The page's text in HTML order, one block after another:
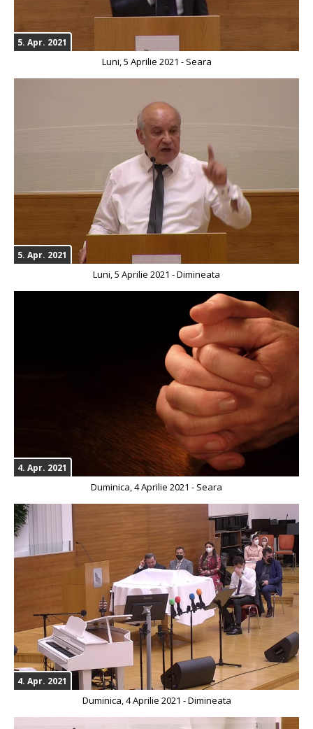
5. Apr. 2021
Luni, 5 Aprilie 2021 - Seara
5. Apr. 2021
Luni, 5 Aprilie 2021 - Dimineata
4. Apr. 2021
Duminica, 4 Aprilie 2021 - Seara
4. Apr. 2021
Duminica, 4 Aprilie 2021 - Dimineata